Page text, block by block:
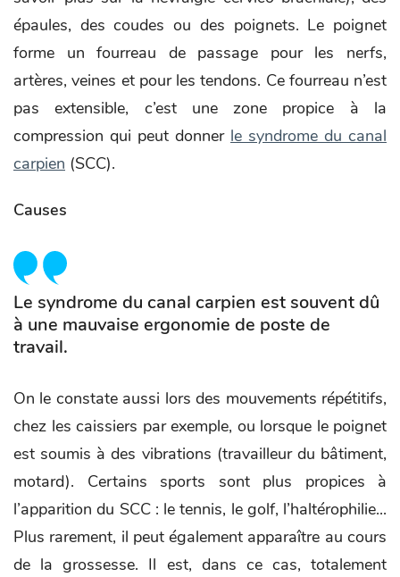
épaules, des coudes ou des poignets. Le poignet
forme un fourreau de passage pour les nerfs,
artères, veines et pour les tendons. Ce fourreau n’est
pas extensible, c’est une zone propice à la
compression qui peut donner le syndrome du canal
carpien (SCC).
Causes
Le syndrome du canal carpien est souvent dû
à une mauvaise ergonomie de poste de
travail.
On le constate aussi lors des mouvements répétitifs,
chez les caissiers par exemple, ou lorsque le poignet
est soumis à des vibrations (travailleur du bâtiment,
motard). Certains sports sont plus propices à
l’apparition du SCC : le tennis, le golf, l’haltérophilie...
Plus rarement, il peut également apparaître au cours
de la grossesse. Il est, dans ce cas, totalement